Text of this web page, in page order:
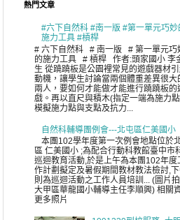
熱門文章
#六下自然科 #南一版 #第一單元巧妙
施力工具 #槓桿
# 六下自然科 # 南一版 # 第一單元巧
的施力工具 # 槓桿 作者:頭家國小 李
生 從蹺蹺板是公園裡常見的遊戲器材
動機，讓學生討論當兩個體重差異很大
兩人，要如何才能做才能進行蹺蹺板的
戲。再以直尺與積木(指定一端為施力點
模擬施力點與支點及抗力...
自然科輔導團例會---北屯區仁美國小
本團102學年度第一次例會地點位於
區 仁美國小 ;為配合行動科教館臺中市
巡迴教育活動,於是上午為本團102年度
作計劃擬定及暑假期間教材教法檢討,
則為巡迴活動之工作人員培訓... (圖片
大甲區華龍國小輔導主任李順興) 相關
更多照片